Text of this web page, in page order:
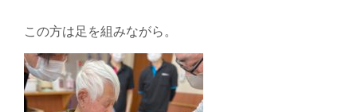
この方は足を組みながら。